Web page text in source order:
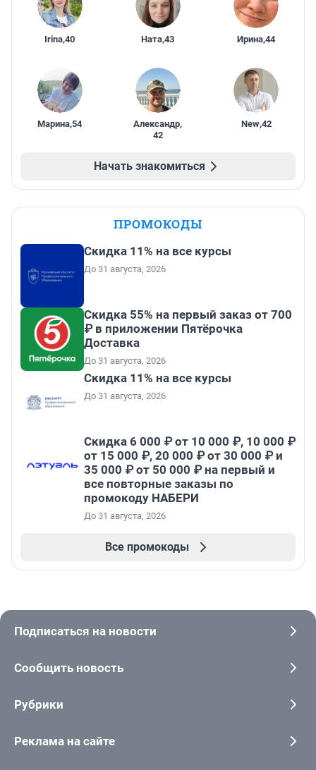
Irina,40 Ната,43 Ирина,44
Марина,54 Александр,
42
New,42
Начать знакомиться
ПРОМОКОДЫ
Скидка 11% на все курсы
До 31 августа, 2026
Скидка 55% на первый заказ от 700
₽ в приложении Пятёрочка
Доставка
До 31 августа, 2026
Скидка 11% на все курсы
До 31 августа, 2026
Скидка 6 000 ₽ от 10 000 ₽, 10 000 ₽
от 15 000 ₽, 20 000 ₽ от 30 000 ₽ и
35 000 ₽ от 50 000 ₽ на первый и
все повторные заказы по
промокоду НАБЕРИ
До 31 августа, 2026
Все промокоды
Подписаться на новости
Сообщить новость
Рубрики
Реклама на сайте